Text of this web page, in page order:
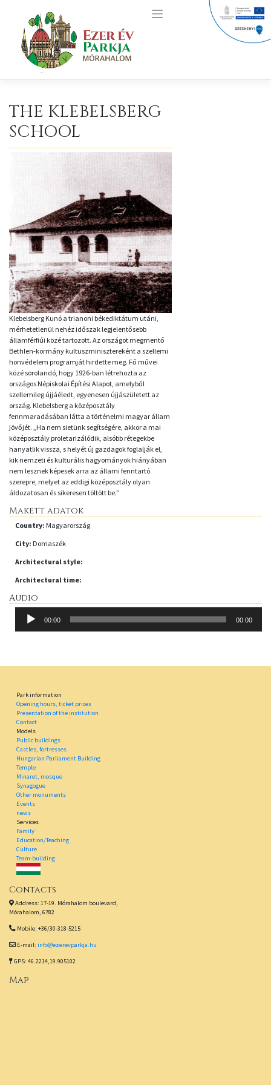
content
THE KLEBELSBERG
SCHOOL
Klebelsberg Kunó a trianoni békediktátum utáni,
mérhetetlenül nehéz időszak legjelentősebb
államférfiúi közé tartozott. Az országot megmentő
Bethlen-kormány kultuszminisztereként a szellemi
honvédelem programját hirdette meg. Fő művei
közé sorolandó, hogy 1926-ban létrehozta az
országos Népiskolai Építési Alapot, amelyből
szellemileg újjáéledt, egyenesen újjászületett az
ország. Klebelsberg a középosztály
fennmaradásában látta a történelmi magyar állam
jövőjét. „Ha nem sietünk segítségére, akkor a mai
középosztály proletarizálódik, alsóbb rétegekbe
hanyatlik vissza, s helyét új gazdagok foglalják el,
kik nemzeti és kulturális hagyományok hiányában
nem lesznek képesek arra az állami fenntartó
szerepre, melyet az eddigi középosztály olyan
áldozatosan és sikeresen töltött be.”
Makett adatok
Country: Magyarország
City: Domaszék
Architectural style:
Architectural time:
Audio
Player
00:00 00:00
Park information
Opening hours, ticket prices
Presentation of the institution
Contact
Models
Public buildings
Castles, fortresses
Hungarian Parliament Building
Temple
Minaret, mosque
Synagogue
Other monuments
Events
news
Services
Family
Education/Teaching
Culture
Team-building
Contacts
Address: 17-19. Mórahalom boulevard,
Mórahalom, 6782
Mobile: +36/30-318-5215
E-mail: info@ezerevparkja.hu
GPS: 46.2214,19.905102
Map